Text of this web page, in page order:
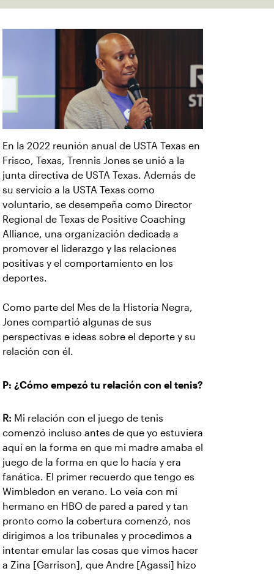
En la 2022 reunión anual de USTA Texas en
Frisco, Texas, Trennis Jones se unió a la
junta directiva de USTA Texas. Además de
su servicio a la USTA Texas como
voluntario, se desempeña como Director
Regional de Texas de Positive Coaching
Alliance, una organización dedicada a
promover el liderazgo y las relaciones
positivas y el comportamiento en los
deportes.
Como parte del Mes de la Historia Negra,
Jones compartió algunas de sus
perspectivas e ideas sobre el deporte y su
relación con él.
P: ¿Cómo empezó tu relación con el tenis?
R: Mi relación con el juego de tenis
comenzó incluso antes de que yo estuviera
aquí en la forma en que mi madre amaba el
juego de la forma en que lo hacía y era
fanática. El primer recuerdo que tengo es
Wimbledon en verano. Lo veía con mi
hermano en HBO de pared a pared y tan
pronto como la cobertura comenzó, nos
dirigimos a los tribunales y procedimos a
intentar emular las cosas que vimos hacer
a Zina [Garrison], que Andre [Agassi] hizo